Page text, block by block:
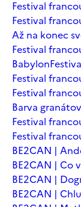
Festival
Festival
Až na konec
Festival
Babylon
Festival
Festival
Barva
Festival
Festival
BE2CAN |
BE2CAN | Co
BE2CAN |
BE2CAN |